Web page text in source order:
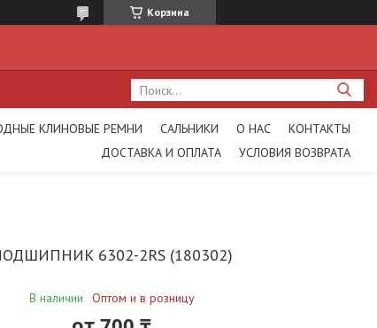
Корзина
КЛИНОВЫЕ РЕМНИ САЛЬНИКИ О НАС
КОНТАКТЫ
ДОСТАВКА И ОПЛАТА
УСЛОВИЯ ВОЗВРАТА
6302-2RS (180302)
В наличии Оптом и в розницу